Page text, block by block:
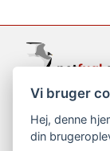
copyright ©
Vi bruger
Hej, denne
din